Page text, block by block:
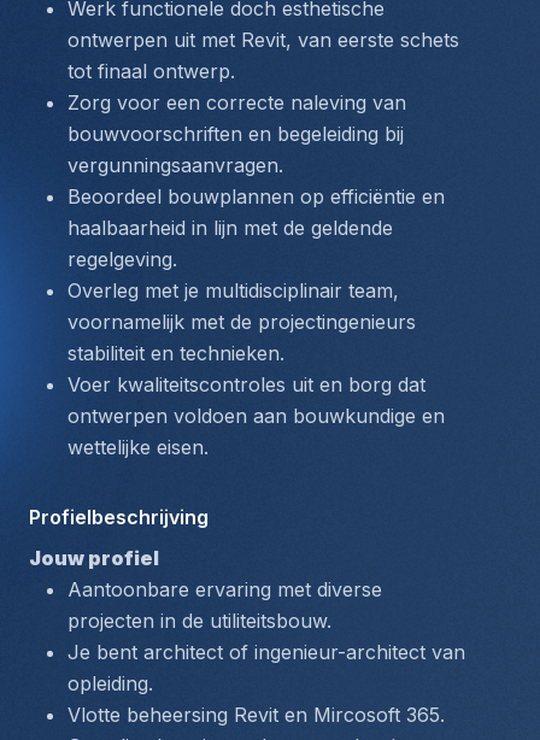
Werk functionele doch esthetische
ontwerpen uit met Revit, van eerste schets
tot finaal ontwerp.
Zorg voor een correcte naleving van
bouwvoorschriften en begeleiding bij
vergunningsaanvragen.
Beoordeel bouwplannen op efficiëntie en
haalbaarheid in lijn met de geldende
regelgeving.
Overleg met je multidisciplinair team,
voornamelijk met de projectingenieurs
stabiliteit en technieken.
Voer kwaliteitscontroles uit en borg dat
ontwerpen voldoen aan bouwkundige en
wettelijke eisen.
Profielbeschrijving
Jouw profiel
Aantoonbare ervaring met diverse
projecten in de utiliteitsbouw.
Je bent architect of ingenieur-architect van
opleiding.
Vlotte beheersing Revit en Mircosoft 365.